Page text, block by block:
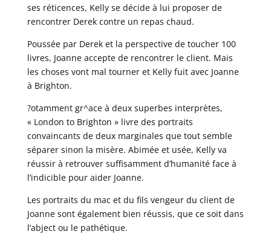
ses réticences, Kelly se décide à lui proposer de
rencontrer Derek contre un repas chaud.
Poussée par Derek et la perspective de toucher 100
livres, Joanne accepte de rencontrer le client. Mais
les choses vont mal tourner et Kelly fuit avec Joanne
à Brighton.
?otamment gr^ace à deux superbes interprètes,
« London to Brighton » livre des portraits
convaincants de deux marginales que tout semble
séparer sinon la misère. Abimée et usée, Kelly va
réussir à retrouver suffisamment d’humanité face à
l’indicible pour aider Joanne.
Les portraits du mac et du fils vengeur du client de
Joanne sont également bien réussis, que ce soit dans
l’abject ou le pathétique.